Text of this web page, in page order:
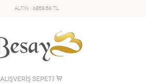
ALTIN : 6858.58 TL
ALIŞVERİŞ SEPETİ